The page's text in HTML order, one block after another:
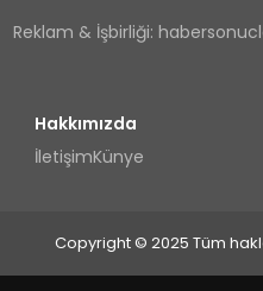
YAŞAM
Reklam & İşbirliği:
Hakkımızda
İletişimKünye
Copyright © 2025 Tüm